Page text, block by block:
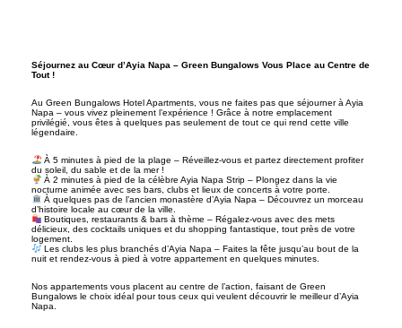
Séjournez au Cœur d’Ayia Napa – Green Bungalows Vous Place au Centre de
Tout !
Au Green Bungalows Hotel Apartments, vous ne faites pas que séjourner à Ayia
Napa – vous vivez pleinement l’expérience ! Grâce à notre emplacement
privilégié, vous êtes à quelques pas seulement de tout ce qui rend cette ville
légendaire.
À 5 minutes à pied de la plage – Réveillez-vous et partez directement profiter
du soleil, du sable et de la mer !
À 2 minutes à pied de la célèbre Ayia Napa Strip – Plongez dans la vie
nocturne animée avec ses bars, clubs et lieux de concerts à votre porte.
À quelques pas de l’ancien monastère d’Ayia Napa – Découvrez un morceau
d’histoire locale au cœur de la ville.
Boutiques, restaurants & bars à thème – Régalez-vous avec des mets
délicieux, des cocktails uniques et du shopping fantastique, tout près de votre
logement.
Les clubs les plus branchés d’Ayia Napa – Faites la fête jusqu’au bout de la
nuit et rendez-vous à pied à votre appartement en quelques minutes.
Nos appartements vous placent au centre de l’action, faisant de Green
Bungalows le choix idéal pour tous ceux qui veulent découvrir le meilleur d’Ayia
Napa.